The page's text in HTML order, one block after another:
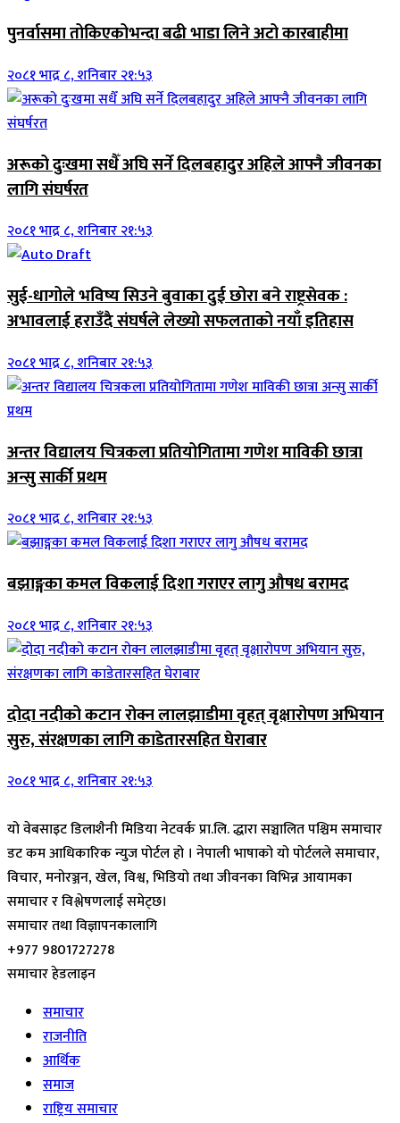
पुनर्वासमा तोकिएकोभन्दा बढी भाडा लिने अटो कारबाहीमा
२०८१ भाद्र ८, शनिबार २१:५३
अरूको दुःखमा सधैँ अघि सर्ने दिलबहादुर अहिले आफ्नै जीवनका
लागि संघर्षरत
२०८१ भाद्र ८, शनिबार २१:५३
सुई-धागोले भविष्य सिउने बुवाका दुई छोरा बने राष्ट्रसेवक :
अभावलाई हराउँदै संघर्षले लेख्यो सफलताको नयाँ इतिहास
२०८१ भाद्र ८, शनिबार २१:५३
अन्तर विद्यालय चित्रकला प्रतियोगितामा गणेश माविकी छात्रा
अन्सु सार्की प्रथम
२०८१ भाद्र ८, शनिबार २१:५३
बझाङ्गका कमल विकलाई दिशा गराएर लागु औषध बरामद
२०८१ भाद्र ८, शनिबार २१:५३
दोदा नदीको कटान रोक्न लालझाडीमा वृहत् वृक्षारोपण अभियान
सुरु, संरक्षणका लागि काडेतारसहित घेराबार
२०८१ भाद्र ८, शनिबार २१:५३
यो वेबसाइट डिलाशैनी मिडिया नेटवर्क प्रा.लि. द्धारा सञ्चालित पश्चिम समाचार
डट कम आधिकारिक न्युज पोर्टल हो । नेपाली भाषाको यो पोर्टलले समाचार,
विचार, मनोरञ्जन, खेल, विश्व, भिडियो तथा जीवनका विभिन्न आयामका
समाचार र विश्लेषणलाई समेट्छ।
समाचार तथा विज्ञापनकालागि
+977 9801727278
समाचार हेडलाइन
समाचार
राजनीति
आर्थिक
समाज
राष्ट्रिय समाचार